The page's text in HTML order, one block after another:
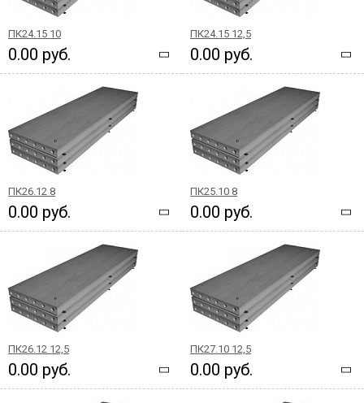
ПК24.15 10
0.00 руб.
ПК24.15 12,5
0.00 руб.
ПК26.12 8
0.00 руб.
ПК25.10 8
0.00 руб.
ПК26.12 12,5
0.00 руб.
ПК27.10 12,5
0.00 руб.